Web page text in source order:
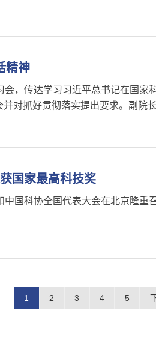
精神
，传达学习习近平总书记在国
对抓好贯彻落实提出要求。副院
国家最高科技奖
国科协全国代表大会在北京隆
1 2 3 4 5